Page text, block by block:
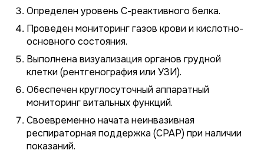
Определен уровень С-реактивного белка.
Проведен мониторинг газов крови и кислотно-
основного состояния.
Выполнена визуализация органов грудной
клетки (рентгенография или УЗИ).
Обеспечен круглосуточный аппаратный
мониторинг витальных функций.
Своевременно начата неинвазивная
респираторная поддержка (CPAP) при наличии
показаний.